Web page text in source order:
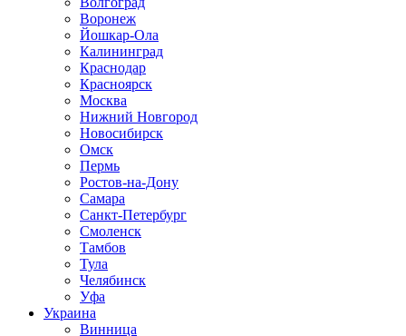
Воронеж
Йошкар-Ола
Калининград
Краснодар
Красноярск
Москва
Нижний Новгород
Новосибирск
Омск
Пермь
Ростов-на-Дону
Самара
Санкт-Петербург
Смоленск
Тамбов
Тула
Челябинск
Уфа
Украина
Винница